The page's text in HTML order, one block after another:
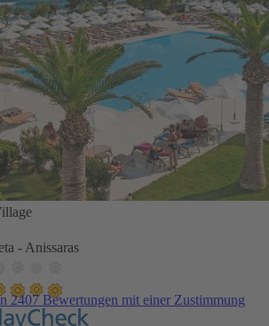
- Anissaras
2407 Bewertungen mit einer Zustimmung